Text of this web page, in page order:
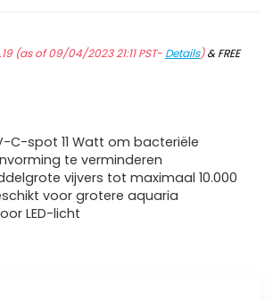
(as of 09/04/2023 21:11 PST- Details)&FREE
C-spot 11 Watt om bacteriële
te verminderen
vijvers tot maximaal 10.000
voor grotere aquaria
LED-licht